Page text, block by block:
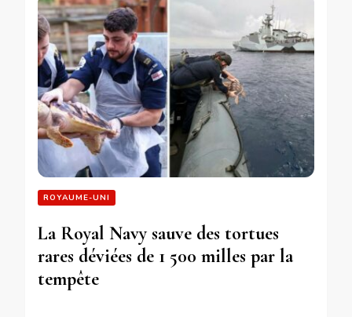
ROYAUME-UNI
La Royal Navy sauve des tortues
rares déviées de 1 500 milles par la
tempête